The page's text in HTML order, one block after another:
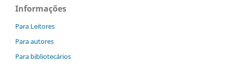
Informações
Para Leitores
Para autores
Para bibliotecários